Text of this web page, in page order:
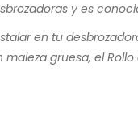
y es
en tu
gruesa, el